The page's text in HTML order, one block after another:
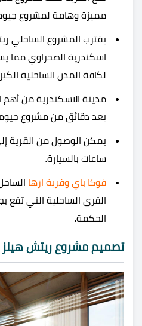
مميزة وهامة لمشروع
يقترب المشروع الساحلي
اسكندرية الصحراوي مما
لكافة المدن الساحلية
مدينة الاسكندرية من أهم
بعد دقائق من مشروع
ساعات بالسيارة.
فوكا باي وقرية ازها
القرى الساحلية التي تقع
الحكمة.
تصميم مشروع ريتش هيلز